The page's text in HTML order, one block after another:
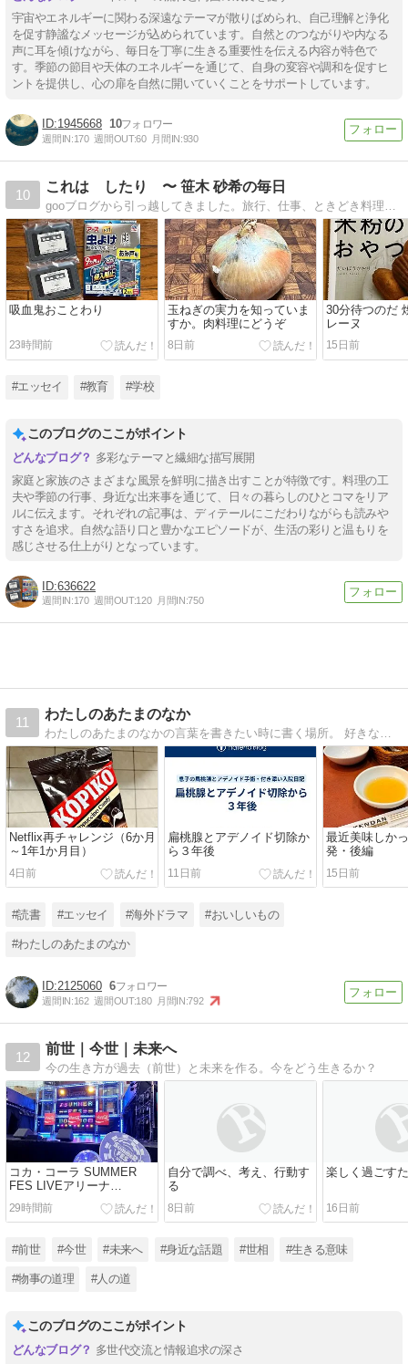
宇宙やエネルギーに関わる深遠なテーマが散りばめられ、自己理解と浄化
を促す静謐なメッセージが込められています。自然とのつながりや内なる
声に耳を傾けながら、毎日を丁寧に生きる重要性を伝える内容が特色で
す。季節の節目や天体のエネルギーを通じて、自身の変容や調和を促すヒ
ントを提供し、心の扉を自然に開いていくことをサポートしています。
1945668 10
週間IN:170 週間OUT:60 月間IN:930
10
これは したり 〜 笹木 砂希の毎日
gooブログから引っ越してきました。旅行、仕事、ときどき料理。私のワハハな日常を紹介します。
吸血鬼おことわり
23時間前
玉ねぎの実力を知っていま
すか。肉料理にどうぞ
8日前
30分待つのだ
レーヌ
15日前
#エッセイ #教育 #学校
このブログのここがポイント
多彩なテーマと繊細な描写展開
家庭と家族のさまざまな風景を鮮明に描き出すことが特徴です。料理の工
夫や季節の行事、身近な出来事を通じて、日々の暮らしのひとコマをリア
ルに伝えます。それぞれの記事は、ディテールにこだわりながらも読みや
すさを追求。自然な語り口と豊かなエピソードが、生活の彩りと温もりを
感じさせる仕上がりとなっています。
636622
週間IN:170 週間OUT:120 月間IN:750
11
わたしのあたまのなか
わたしのあたまのなかの言葉を書きたい時に書く場所。 好きな本や好きな海外ドラマ、映画の感想や、お出かけの記録や日々の中で思ったことなど。大阪府枚方市出身、京都府在住。散歩が好き。
Netflix再チャレンジ（6か月
～1年1か月目）
4日前
扁桃腺とアデノイド切除か
ら３年後
11日前
最近美味しか
発・後編
15日前
#読書 #エッセイ #海外ドラマ #おいしいもの
#わたしのあたまのなか
2125060 6
週間IN:162 週間OUT:180 月間IN:792
12
前世｜今世｜未来へ
今の生き方が過去（前世）と未来を作る。今をどう生きるか？
コカ・コーラ SUMMER
FES LIVEアリーナ
「NOA」
29時間前
自分で調べ、考え、行動す
る
8日前
楽しく過ごす
16日前
#前世 #今世 #未来へ #身近な話題 #世相 #生きる意味
#物事の道理 #人の道
このブログのここがポイント
多世代交流と情報追求の深さ